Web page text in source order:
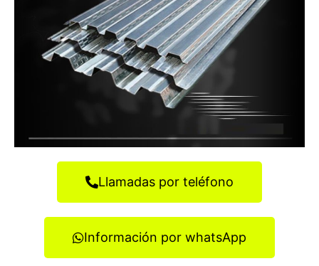
Llamadas por teléfono
Información por whatsApp